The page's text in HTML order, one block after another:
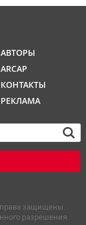
АВТОРЫ
ARCAP
КОНТАКТЫ
РЕКЛАМА
права защищены.
разрешения